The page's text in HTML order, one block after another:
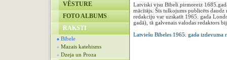
VĒSTURE
FOTO ALBUMS
RAKSTI
Bībele
Mazais katehisms
Dzeja un Proza
Latviski visu Bībeli pirmoreiz
mācītājs. Šis tulkojums publicēts
redakciju var uzskatīt 1965. gada
gadā), tā galvenais valodas redaktors
Latviešu Bībeles 1965. gada izdevuma